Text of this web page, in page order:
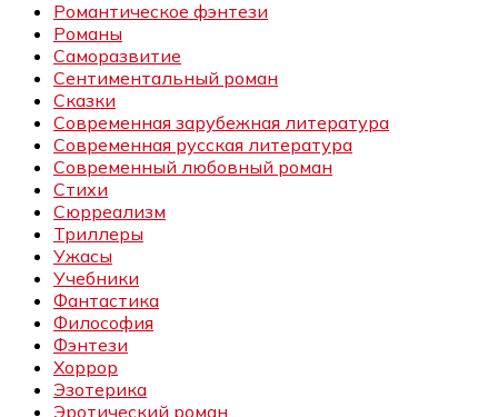
Романтическое фэнтези
Романы
Саморазвитие
Сентиментальный роман
Сказки
Современная зарубежная литература
Современная русская литература
Современный любовный роман
Стихи
Сюрреализм
Триллеры
Ужасы
Учебники
Фантастика
Философия
Фэнтези
Хоррор
Эзотерика
Эротический роман